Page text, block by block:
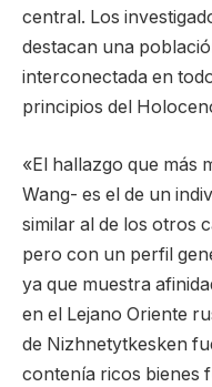
central. Los
destacan una
interconectada en
principios del
«El hallazgo que más
Wang- es el de un
similar al de los otros
pero con un perfil
ya que muestra
en el Lejano Oriente
de Nizhnetytkesken
contenía ricos bienes